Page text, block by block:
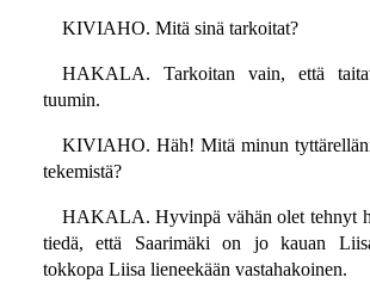
KIVIAHO. Mitä sinä tarkoitat?
HAKALA. Tarkoitan vain, että
tuumin.
KIVIAHO. Häh! Mitä minun tyttärelläni
tekemistä?
HAKALA. Hyvinpä vähän olet tehnyt
tiedä, että Saarimäki on jo kauan
tokkopa Liisa lieneekään vastahakoinen.